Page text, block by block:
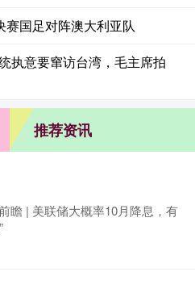
国足对阵澳大利亚队
执意要窜访台湾，毛主席拍
推荐资讯
瞻 | 美联储大概率10月降息，有